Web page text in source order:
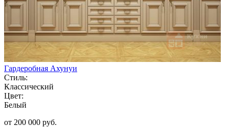
Гардеробная Ахунуи
Стиль:
Классический
Цвет:
Белый
от 200 000 руб.